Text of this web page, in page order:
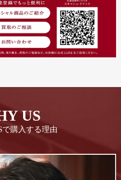
US
で購入する理由